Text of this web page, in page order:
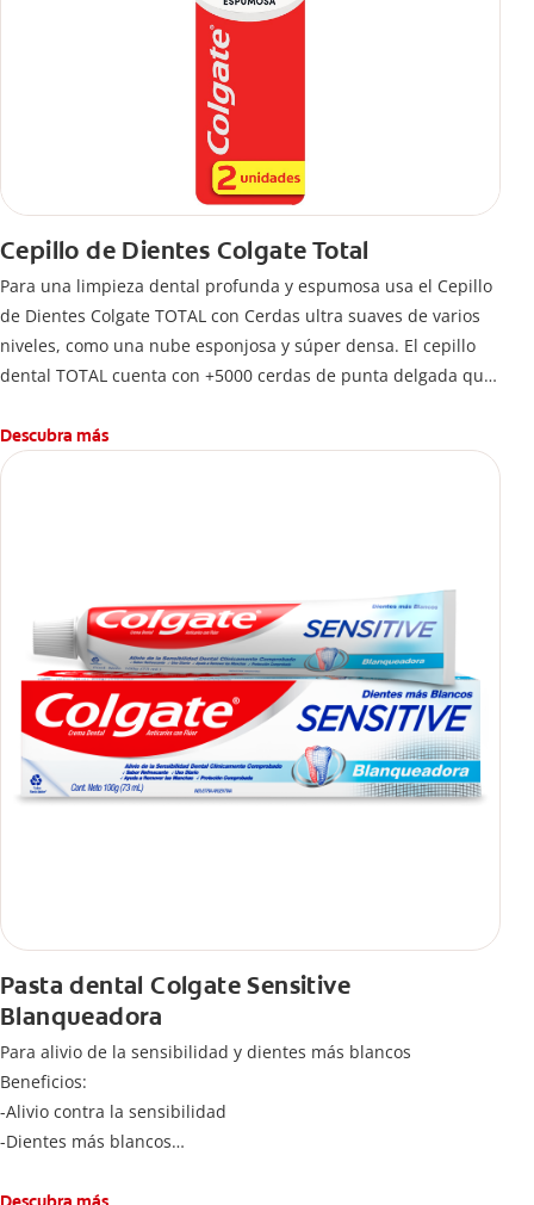
Cepillo de Dientes Colgate Total
Para una limpieza dental profunda y espumosa usa el Cepillo
de Dientes Colgate TOTAL con Cerdas ultra suaves de varios
niveles, como una nube esponjosa y súper densa. El cepillo
dental TOTAL cuenta con +5000 cerdas de punta delgada que
un cepillo normal.
Descubra más
Pasta dental Colgate Sensitive
Blanqueadora
Para alivio de la sensibilidad y dientes más blancos
Beneficios:
-Alivio contra la sensibilidad
-Dientes más blancos